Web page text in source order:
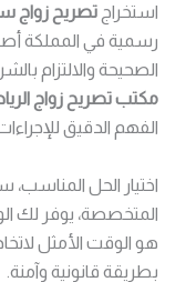
استخراج تصريح زواج
رسمية في المملكة
الصحيحة والالتزام
مكتب تصريح زواج
الفهم الدقيق
اختيار الحل
المتخصصة، يوفر لك
هو الوقت الأمثل لاتخاذ
بطريقة قانونية وآمنة.